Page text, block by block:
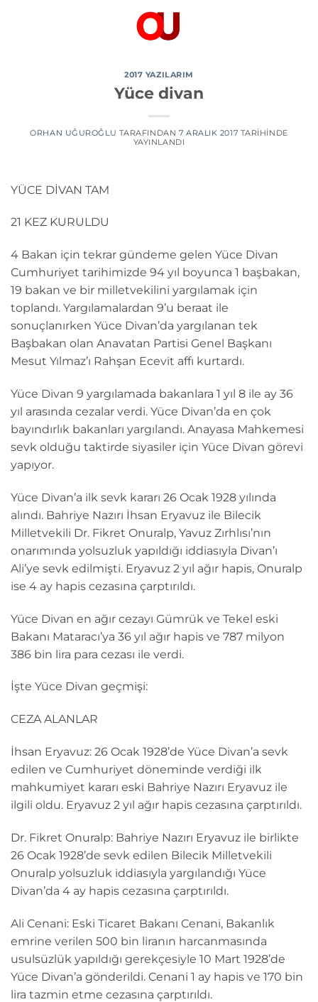
2017 YAZILARIM
Yüce divan
ORHAN UĞUROĞLU TARAFINDAN 7 ARALIK 2017 TARIHINDE
YAYINLANDI
YÜCE DİVAN TAM
21 KEZ KURULDU
4 Bakan için tekrar gündeme gelen Yüce Divan
Cumhuriyet tarihimizde 94 yıl boyunca 1 başbakan,
19 bakan ve bir milletvekilini yargılamak için
toplandı. Yargılamalardan 9’u beraat ile
sonuçlanırken Yüce Divan’da yargılanan tek
Başbakan olan Anavatan Partisi Genel Başkanı
Mesut Yılmaz’ı Rahşan Ecevit affı kurtardı.
Yüce Divan 9 yargılamada bakanlara 1 yıl 8 ile ay 36
yıl arasında cezalar verdi. Yüce Divan’da en çok
bayındırlık bakanları yargılandı. Anayasa Mahkemesi
sevk olduğu taktirde siyasiler için Yüce Divan görevi
yapıyor.
Yüce Divan’a ilk sevk kararı 26 Ocak 1928 yılında
alındı. Bahriye Nazırı İhsan Eryavuz ile Bilecik
Milletvekili Dr. Fikret Onuralp, Yavuz Zırhlısı’nın
onarımında yolsuzluk yapıldığı iddiasıyla Divan’ı
Ali’ye sevk edilmişti. Eryavuz 2 yıl ağır hapis, Onuralp
ise 4 ay hapis cezasına çarptırıldı.
Yüce Divan en ağır cezayı Gümrük ve Tekel eski
Bakanı Mataracı’ya 36 yıl ağır hapis ve 787 milyon
386 bin lira para cezası ile verdi.
İşte Yüce Divan geçmişi:
CEZA ALANLAR
İhsan Eryavuz: 26 Ocak 1928’de Yüce Divan’a sevk
edilen ve Cumhuriyet döneminde verdiği ilk
mahkumiyet kararı eski Bahriye Nazırı Eryavuz ile
ilgili oldu. Eryavuz 2 yıl ağır hapis cezasına çarptırıldı.
Dr. Fikret Onuralp: Bahriye Nazırı Eryavuz ile birlikte
26 Ocak 1928’de sevk edilen Bilecik Milletvekili
Onuralp yolsuzluk iddiasıyla yargılandığı Yüce
Divan’da 4 ay hapis cezasına çarptırıldı.
Ali Cenani: Eski Ticaret Bakanı Cenani, Bakanlık
emrine verilen 500 bin liranın harcanmasında
usulsüzlük yapıldığı gerekçesiyle 10 Mart 1928’de
Yüce Divan’a gönderildi. Cenani 1 ay hapis ve 170 bin
lira tazmin etme cezasına çarptırıldı.